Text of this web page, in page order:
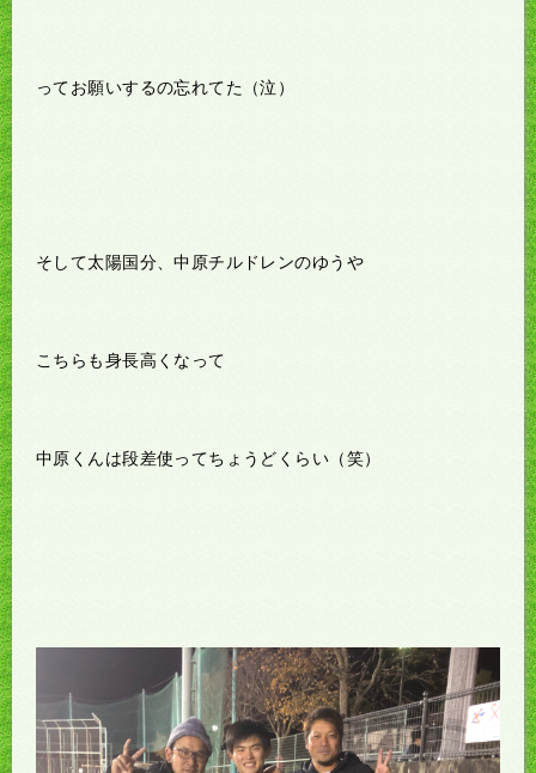
ってお願いするの忘れてた（泣）
そして太陽国分、中原チルドレンのゆうや
こちらも身長高くなって
中原くんは段差使ってちょうどくらい（笑）